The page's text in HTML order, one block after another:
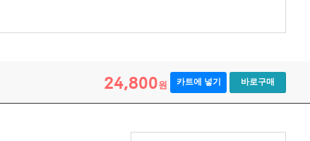
24,800원 카트에 넣기 바로구매